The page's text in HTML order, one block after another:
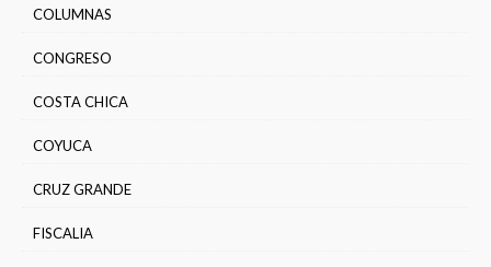
COLUMNAS
CONGRESO
COSTA CHICA
COYUCA
CRUZ GRANDE
FISCALIA